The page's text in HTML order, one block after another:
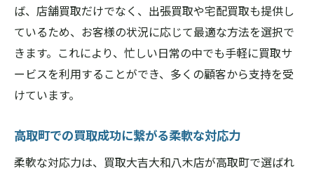
ば、店舗買取だけでなく、出張買取や宅配買取も提供し
ているため、お客様の状況に応じて最適な方法を選択で
きます。これにより、忙しい日常の中でも手軽に買取サ
ービスを利用することができ、多くの顧客から支持を受
けています。
高取町での買取成功に繋がる柔軟な対応力
柔軟な対応力は、買取大吉大和八木店が高取町で選ばれ